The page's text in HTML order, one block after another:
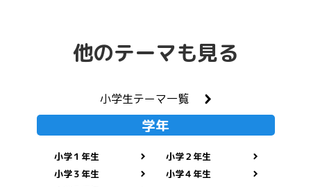
他のテーマも見る
小学生テーマ一覧
学年
小学１年生
小学２年生
小学３年生
小学４年生